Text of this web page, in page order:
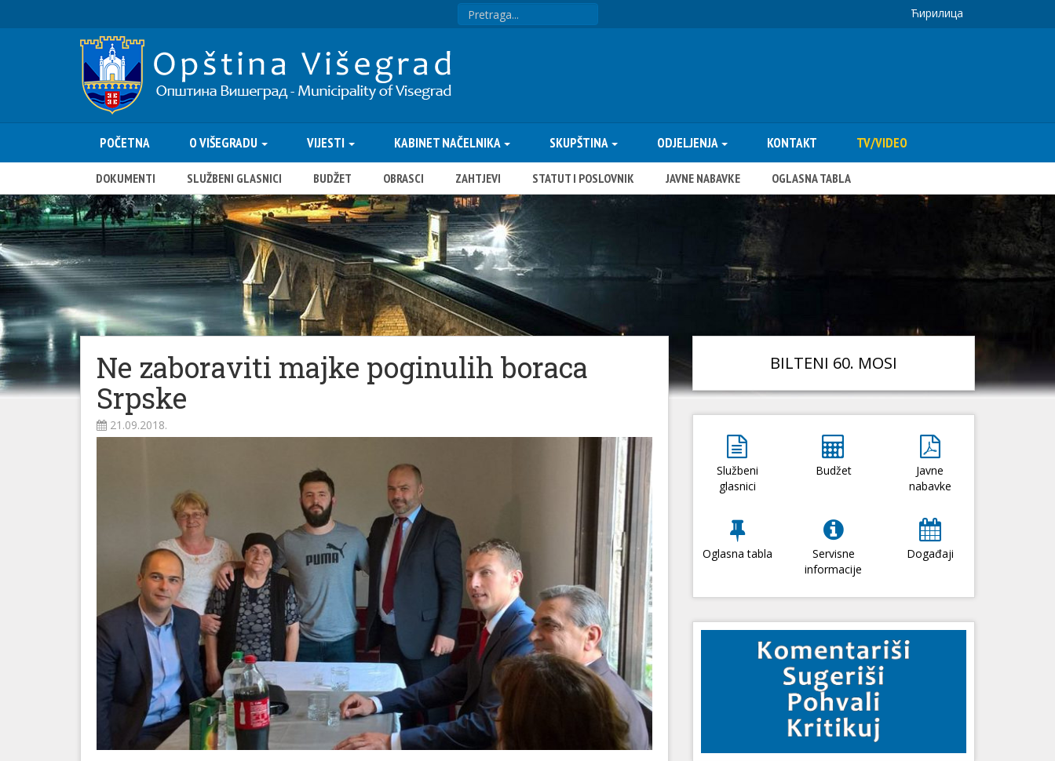
Ћирилица
POČETNA O VIŠEGRADU VIJESTI KABINET NAČELNIKA SKUPŠTINA ODJELJENJA KONTAKT TV/VIDEO
DOKUMENTI SLUŽBENI GLASNICI BUDŽET OBRASCI ZAHTJEVI STATUT I POSLOVNIK JAVNE NABAVKE OGLASNA TABLA
Ne zaboraviti majke poginulih boraca
Srpske
21.09.2018.
BILTENI 60. MOSI
Službeni
glasnici
Budžet
Javne
nabavke
Oglasna tabla
Servisne
informacije
Događaji